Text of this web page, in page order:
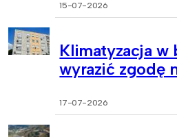
15-07-2026
Klimatyzacja w
wyrazić zgodę
17-07-2026